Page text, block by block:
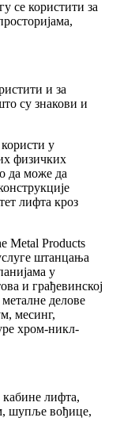
се користити за
и за
су знакови и
у
физичких
да може да
лифта кроз
Metal Products
штанцања
у
и грађевинској
делове
месинг,
хром-никл-
лифта,
шупље вођице,